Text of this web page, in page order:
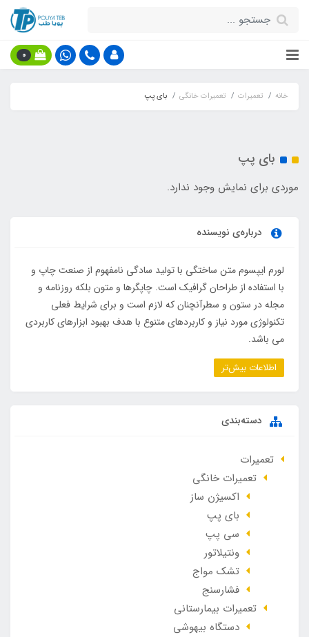
0
خانه تعمیرات تعمیرات خانگی بای پپ
بای پپ
موردی برای نمایش وجود ندارد.
درباره‌ی نویسنده
لورم ایپسوم متن ساختگی با تولید سادگی نامفهوم از صنعت چاپ و
با استفاده از طراحان گرافیک است. چاپگرها و متون بلکه روزنامه و
مجله در ستون و سطرآنچنان که لازم است و برای شرایط فعلی
تکنولوژی مورد نیاز و کاربردهای متنوع با هدف بهبود ابزارهای کاربردی
می باشد.
اطلاعات بیش‌تر
دسته‌بندی
تعمیرات
تعمیرات خانگی
اکسیژن ساز
بای پپ
سی پپ
ونتیلاتور
تشک مواج
فشارسنج
تعمیرات بیمارستانی
دستگاه بیهوشی